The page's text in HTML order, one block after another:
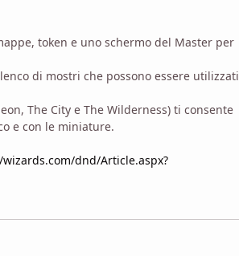
token e uno schermo del Master per
di mostri che possono essere utilizzati
The City e The Wilderness) ti consente
e con le miniature.
dnd/Article.aspx?